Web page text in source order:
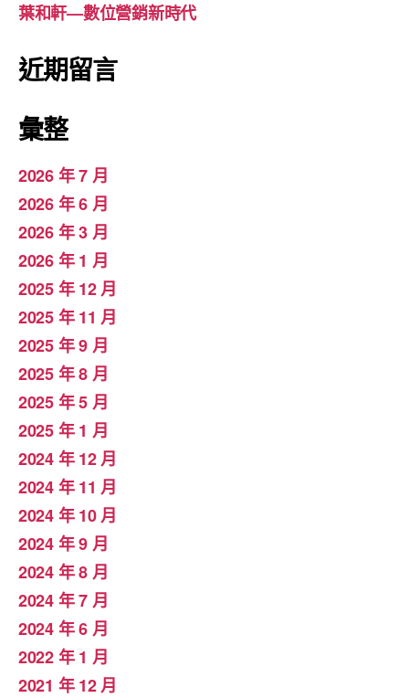
葉和軒—數位營銷新時代
近期留言
彙整
2026 年 7 月
2026 年 6 月
2026 年 3 月
2026 年 1 月
2025 年 12 月
2025 年 11 月
2025 年 9 月
2025 年 8 月
2025 年 5 月
2025 年 1 月
2024 年 12 月
2024 年 11 月
2024 年 10 月
2024 年 9 月
2024 年 8 月
2024 年 7 月
2024 年 6 月
2022 年 1 月
2021 年 12 月